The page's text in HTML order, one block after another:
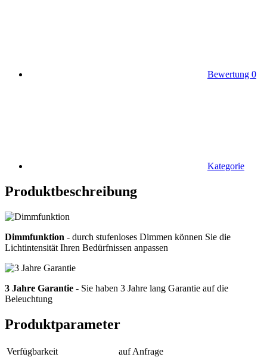
Bewertung 0
Kategorie
Produktbeschreibung
Dimmfunktion - durch stufenloses Dimmen können Sie die
Lichtintensität Ihren Bedürfnissen anpassen
3 Jahre Garantie - Sie haben 3 Jahre lang Garantie auf die
Beleuchtung
Produktparameter
Verfügbarkeit
auf Anfrage